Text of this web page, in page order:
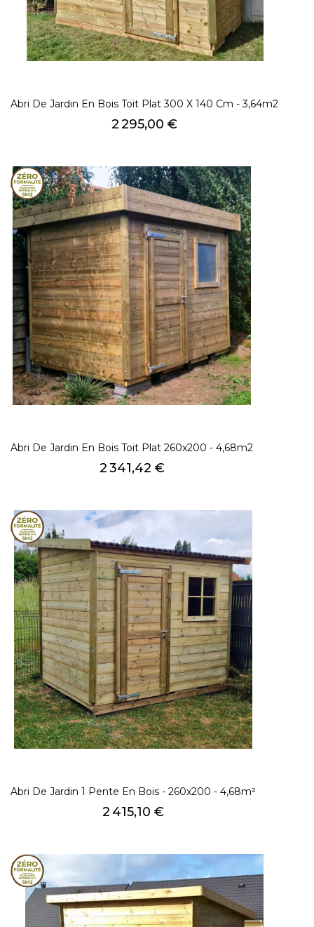
Abri De Jardin En Bois Toit Plat 300 X 140 Cm - 3,64m2
Prix
2 295,00 €
Abri De Jardin En Bois Toit Plat 260x200 - 4,68m2
Prix
2 341,42 €
Abri De Jardin 1 Pente En Bois - 260x200 - 4,68m²
Prix
2 415,10 €